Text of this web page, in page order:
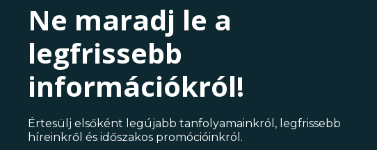
Ne maradj le a
legfrissebb
információkról!
Értesülj elsőként legújabb tanfolyamainkról, legfrissebb
híreinkről és időszakos promócióinkról.